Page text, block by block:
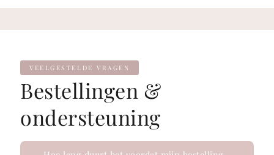
VEELGESTELDE VRAGEN
Bestellingen &
ondersteuning